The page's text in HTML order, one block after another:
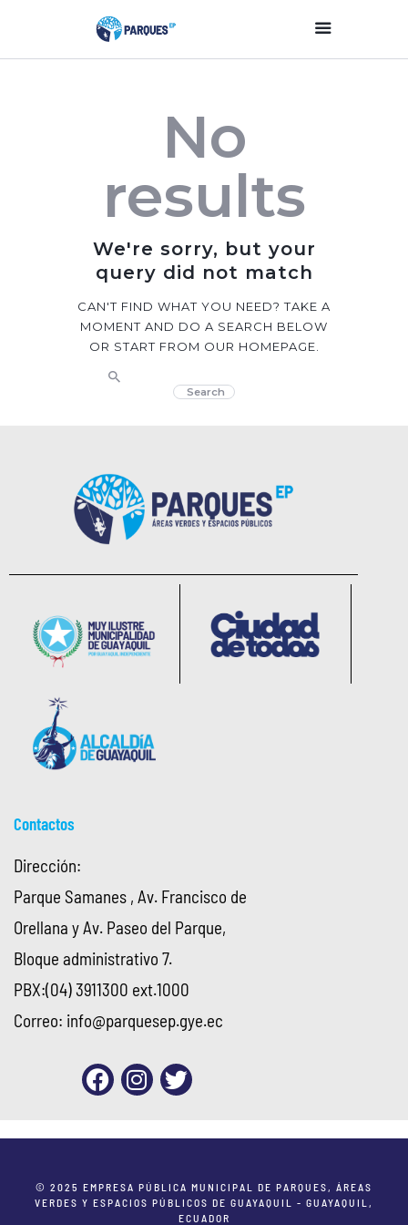
Parques Y Plazas
Participación
Ciudadana
Planificación
Transparencia
Contacto
No
results
We're sorry, but your
query did not match
CAN'T FIND WHAT YOU NEED? TAKE A
MOMENT AND DO A SEARCH BELOW
OR START FROM OUR HOMEPAGE
Contactos
Dirección:
Parque Samanes , Av. Francisco de
Orellana y Av. Paseo del Parque,
Bloque administrativo 7.
PBX:(04) 3911300 ext.1000
Correo: info@parquesep.gye.ec
© 2025 EMPRESA PÚBLICA MUNICIPAL DE PARQUES, ÁREAS
VERDES Y ESPACIOS PÚBLICOS DE GUAYAQUIL - GUAYAQUIL,
ECUADOR